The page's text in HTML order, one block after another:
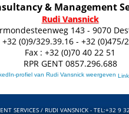
& Management
Rudi Vansnick
143 - 9070
+32 (0)9/329.39.16 - +32 (0)475/
Fax : +32 (0)70 40 22 51
RPR GENT 0857.296.688
SERVICES / RUDI VANSNICK - TEL:+32